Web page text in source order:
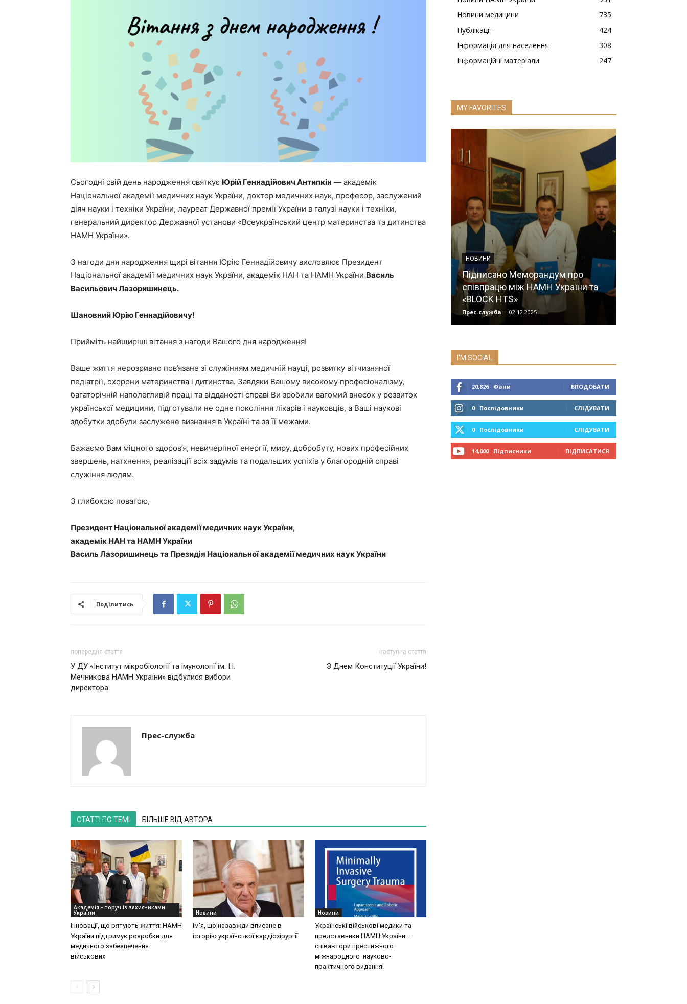
Сьогодні свій день народження святкує Юрій Геннадійович Антипкін — академік
Національної академії медичних наук України, доктор медичних наук, професор, заслужений
діяч науки і техніки України, лауреат Державної премії України в галузі науки і техніки,
генеральний директор Державної установи «Всеукраїнський центр материнства та дитинства
НАМН України».
З нагоди дня народження щирі вітання Юрію Геннадійовичу висловлює Президент
Національної академії медичних наук України, академік НАН та НАМН України Василь
Васильович Лазоришинець.
Шановний Юрію Геннадійовичу!
Прийміть найщиріші вітання з нагоди Вашого дня народження!
Ваше життя нерозривно пов’язане зі служінням медичній науці, розвитку вітчизняної
педіатрії, охорони материнства і дитинства. Завдяки Вашому високому професіоналізму,
багаторічній наполегливій праці та відданості справі Ви зробили вагомий внесок у розвиток
української медицини, підготували не одне покоління лікарів і науковців, а Ваші наукові
здобутки здобули заслужене визнання в Україні та за її межами.
Бажаємо Вам міцного здоров’я, невичерпної енергії, миру, добробуту, нових професійних
звершень, натхнення, реалізації всіх задумів та подальших успіхів у благородній справі
служіння людям.
З глибокою повагою,
Президент Національної академії медичних наук України,
академік НАН та НАМН України
Василь Лазоришинець та Президія Національної академії медичних наук України
Поділитись
попередня стаття
У ДУ «Інститут мікробіології та імунології ім. І.І.
Мечникова НАМН України» відбулися вибори
директора
наступна стаття
З Днем Конституції України!
Прес-служба
СТАТТІ ПО ТЕМІ БІЛЬШЕ ВІД АВТОРА
Академія - поруч із захисниками
України
Інновації, що рятують життя: НАМН
України підтримує розробки для
медичного забезпечення
військових
Новини
Ім’я, що назавжди вписане в
історію української кардіохірургії
Новини
Українські військові медики та
представники НАМН України –
співавтори престижного
міжнародного науково-
практичного видання!
Новини медицини
735
Публікації
424
Інформація для населення
308
Інформаційні матеріали
247
MY FAVORITES
НОВИНИ
Підписано Меморандум про
співпрацю між НАМН України та
«BLOCK HTS»
Прес-служба - 02.12.2025
I'M SOCIAL
20,826 Фани ВПОДОБАТИ
0 Послідовники СЛІДУВАТИ
0 Послідовники СЛІДУВАТИ
14,000 Підписники ПІДПИСАТИСЯ